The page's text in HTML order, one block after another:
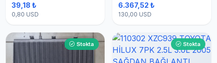
39,18 ₺
0,80 USD
6.367,52 ₺
130,00 USD
Stokta Stokta